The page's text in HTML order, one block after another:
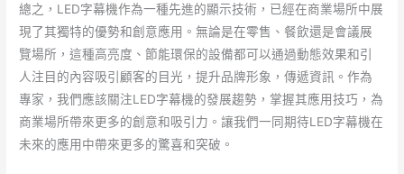
總之，LED字幕機作為一種先進的顯示技術，已經在商業場所中展
現了其獨特的優勢和創意應用。無論是在零售、餐飲還是會議展
覽場所，這種高亮度、節能環保的設備都可以通過動態效果和引
人注目的內容吸引顧客的目光，提升品牌形象，傳遞資訊。作為
專家，我們應該關注LED字幕機的發展趨勢，掌握其應用技巧，為
商業場所帶來更多的創意和吸引力。讓我們一同期待LED字幕機在
未來的應用中帶來更多的驚喜和突破。